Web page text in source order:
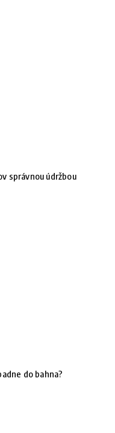
správnou údržbou
do bahna?